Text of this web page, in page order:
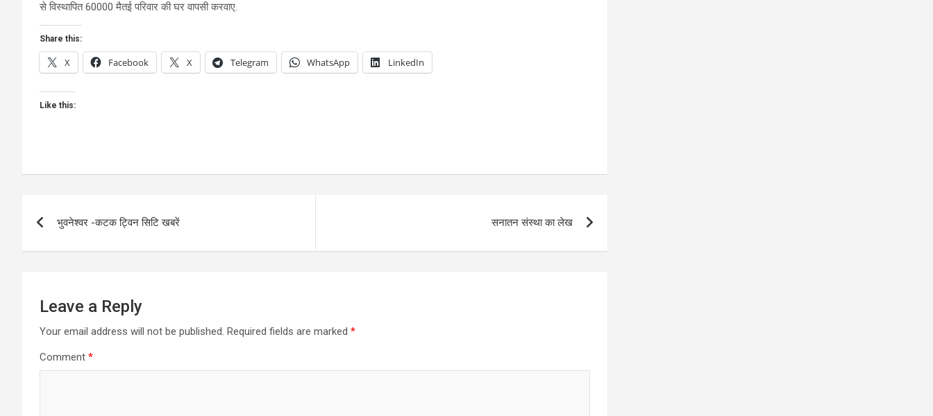
से विस्थापित 60000 मैतई परिवार की घर वापसी करवाए.
Share this:
X Facebook X Telegram WhatsApp LinkedIn
Like this:
navigation
भुवनेश्वर -कटक ट्विन सिटि खबरें सनातन संस्था का लेख
Leave a Reply
Your email address will not be published. Required fields are marked *
Comment *